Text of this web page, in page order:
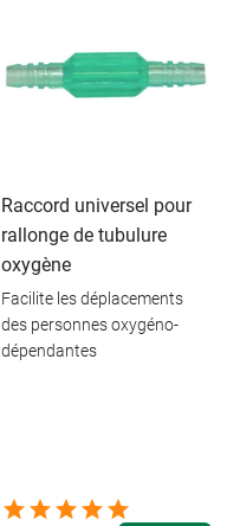
Raccord universel pour
rallonge de tubulure
oxygène
Facilite les déplacements
des personnes oxygéno-
dépendantes